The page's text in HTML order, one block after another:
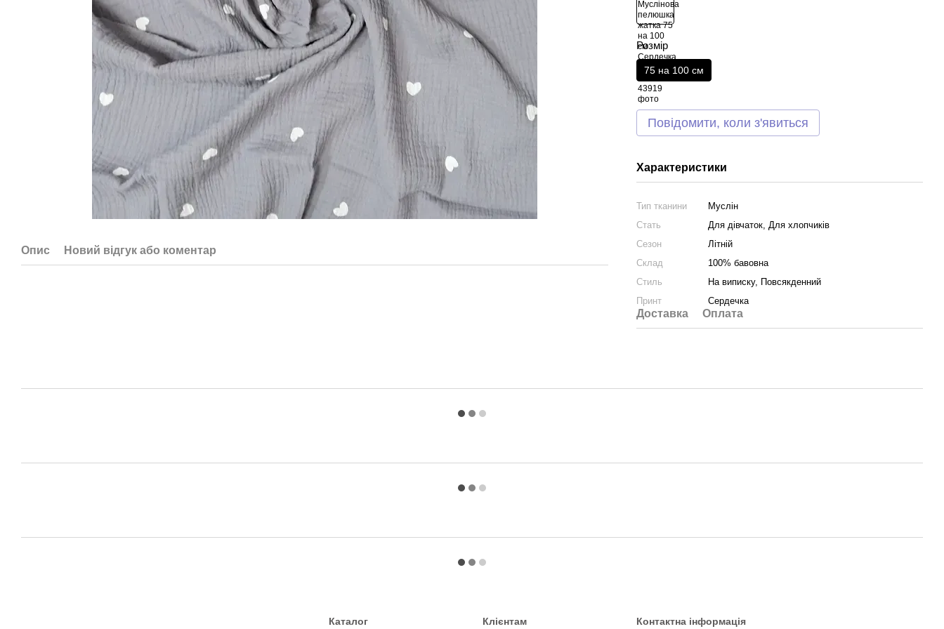
Опис Новий відгук або коментар
Розмір
75 на 100 см
Повідомити, коли з'явиться
Характеристики
Тип тканини
Муслін
Стать
Для дівчаток, Для хлопчиків
Сезон
Літній
Склад
100% бавовна
Стиль
На виписку, Повсякденний
Принт
Сердечка
Доставка Оплата
Каталог Клієнтам Контактна інформація